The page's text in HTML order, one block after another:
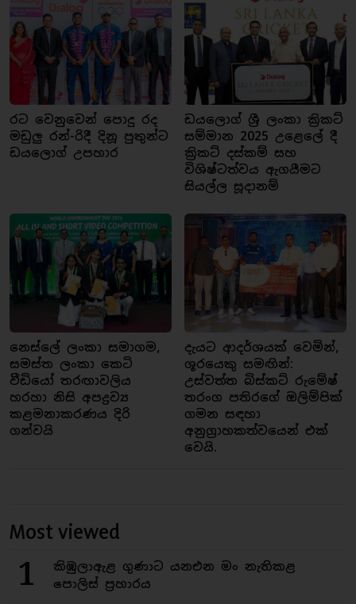
රට වෙනුවෙන් පොදු රද
මඩුලු රන්-රිදී දිනූ පුතුන්ට
ඩයලොග් උපහාර
ඩයලොග් ශ්‍රී ලංකා ක්‍රිකට්
සම්මාන 2025 උළෙලේ දී
ක්‍රිකට් දස්කම් සහ
විශිෂ්ටත්වය ඇගයීමට
සියල්ල සූදානම්
නෙස්ලේ ලංකා සමාගම,
සමස්ත ලංකා කෙටි
වීඩියෝ තරඟාවලිය
හරහා නිසි අපද්‍රව්‍ය
කළමනාකරණය දිරි
ගන්වයි
දැයට ආදර්ශයක් වෙමින්,
ශූරයෙකු සමඟින්:
උස්වත්ත බිස්කට් රුමේෂ්
තරංග පතිරගේ ඔලිම්පික්
ගමන සඳහා
අනුග්‍රාහකත්වයෙන් එක්
වෙයි.
Most viewed
1
කිඹුලාඇළ ගුණාට යනඑන මං නැතිකළ
පොලිස් ප්‍රහාරය